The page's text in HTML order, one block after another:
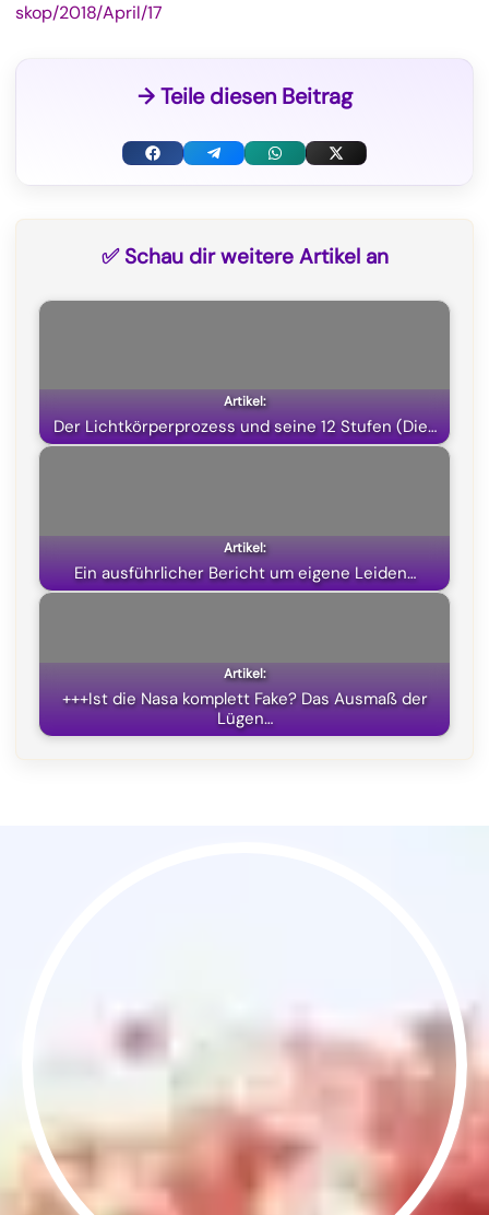
skop/2018/April/17
→ Teile diesen Beitrag
F
o
k
T
a
m
W
p
p
X
T
t
e
✅ Schau dir weitere Artikel an
Der Lichtkörperprozess und seine 12 Stufen (Die…
Ein ausführlicher Bericht um eigene Leiden…
+++Ist die Nasa komplett Fake? Das Ausmaß der
Lügen…